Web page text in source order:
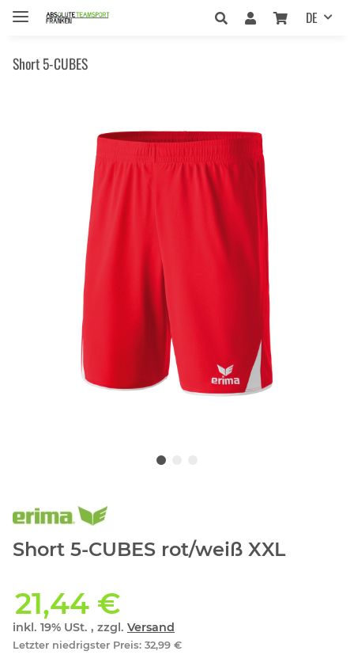
DE
Short 5-CUBES
Short 5-CUBES rot/weiß XXL
21,44 €
inkl. 19% USt. , zzgl. Versand
Letzter niedrigster Preis: 32,99 €